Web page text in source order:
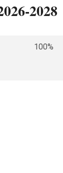
2028
100%